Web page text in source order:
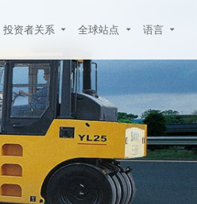
投资者关系 全球站点 语言